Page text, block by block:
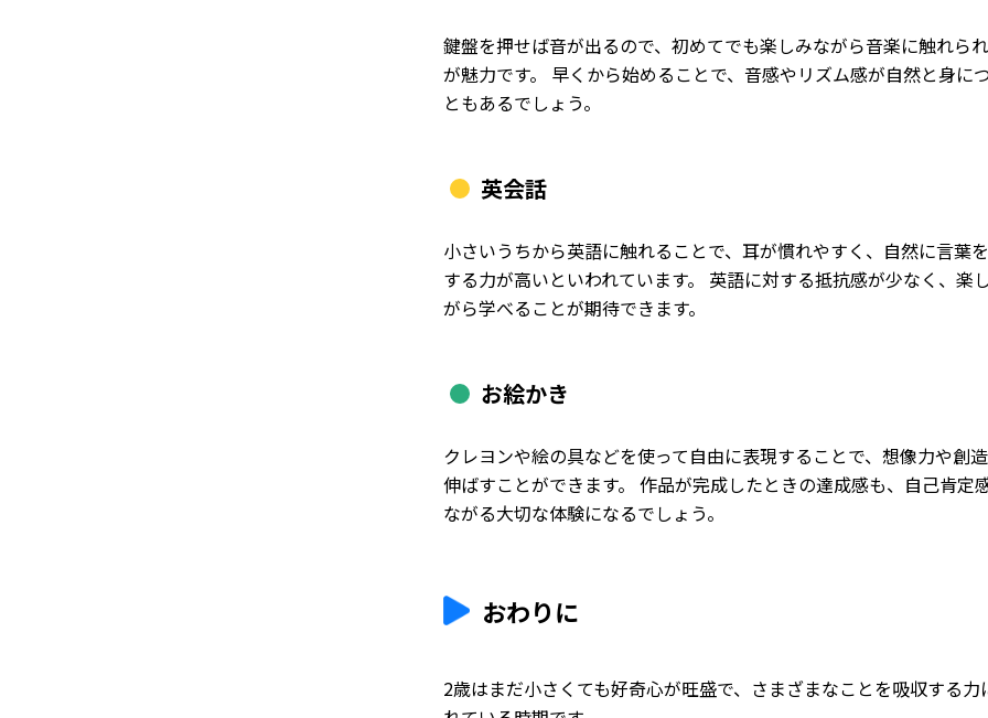
鍵盤を押せば音が出るので、初めてでも楽しみながら音楽に触れら
が魅力です。 早くから始めることで、音感やリズム感が自然と身に
ともあるでしょう。
英会話
小さいうちから英語に触れることで、耳が慣れやすく、自然に言葉
する力が高いといわれています。 英語に対する抵抗感が少なく、楽
がら学べることが期待できます。
お絵かき
クレヨンや絵の具などを使って自由に表現することで、想像力や創
伸ばすことができます。 作品が完成したときの達成感も、自己肯定
ながる大切な体験になるでしょう。
おわりに
2歳はまだ小さくても好奇心が旺盛で、さまざまなことを吸収する力